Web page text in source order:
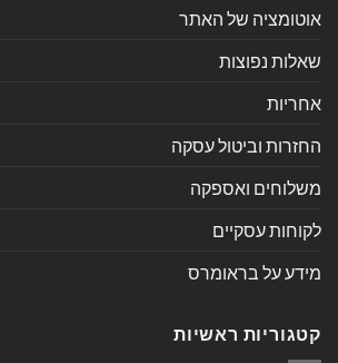
אוטומציה של האתר
שאלות נפוצות
אחריות
החזרות וביטול עסקה
משלוחים ואספקה
לקוחות עסקיים
מידע על בראומרס
קטגוריות ראשיות